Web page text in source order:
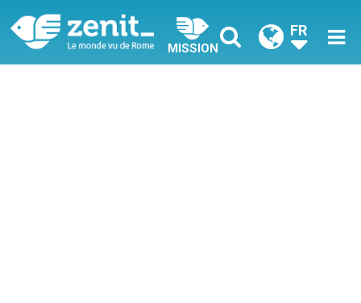
MISSION
FR